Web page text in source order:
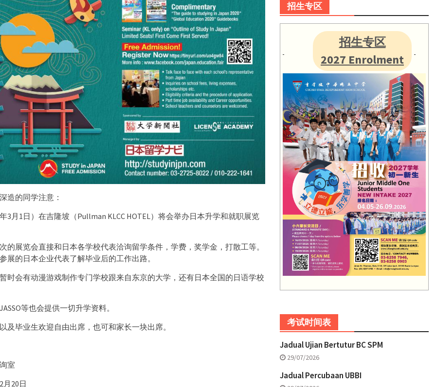
造的同学注意：
3月1日）在吉隆坡（Pullman KLCC HOTEL）将会举办日本升学和就职展览
的展览会直接和日本各学校代表洽询留学条件，学费，奖学金，打散工等。
展的日本企业代表了解毕业后的工作出路。
时会有动漫游戏制作专门学校跟来自东京的大学，还有日本全国的日语学校
等也会提供一切升学资料。
及毕业生欢迎自由出席，也可和家长一块出席。
室
月20日
招生专区
招生专区
2027 Enrolment
考试时间表
Jadual Ujian Bertutur BC SPM
29/07/2026
Jadual Percubaan UBBI